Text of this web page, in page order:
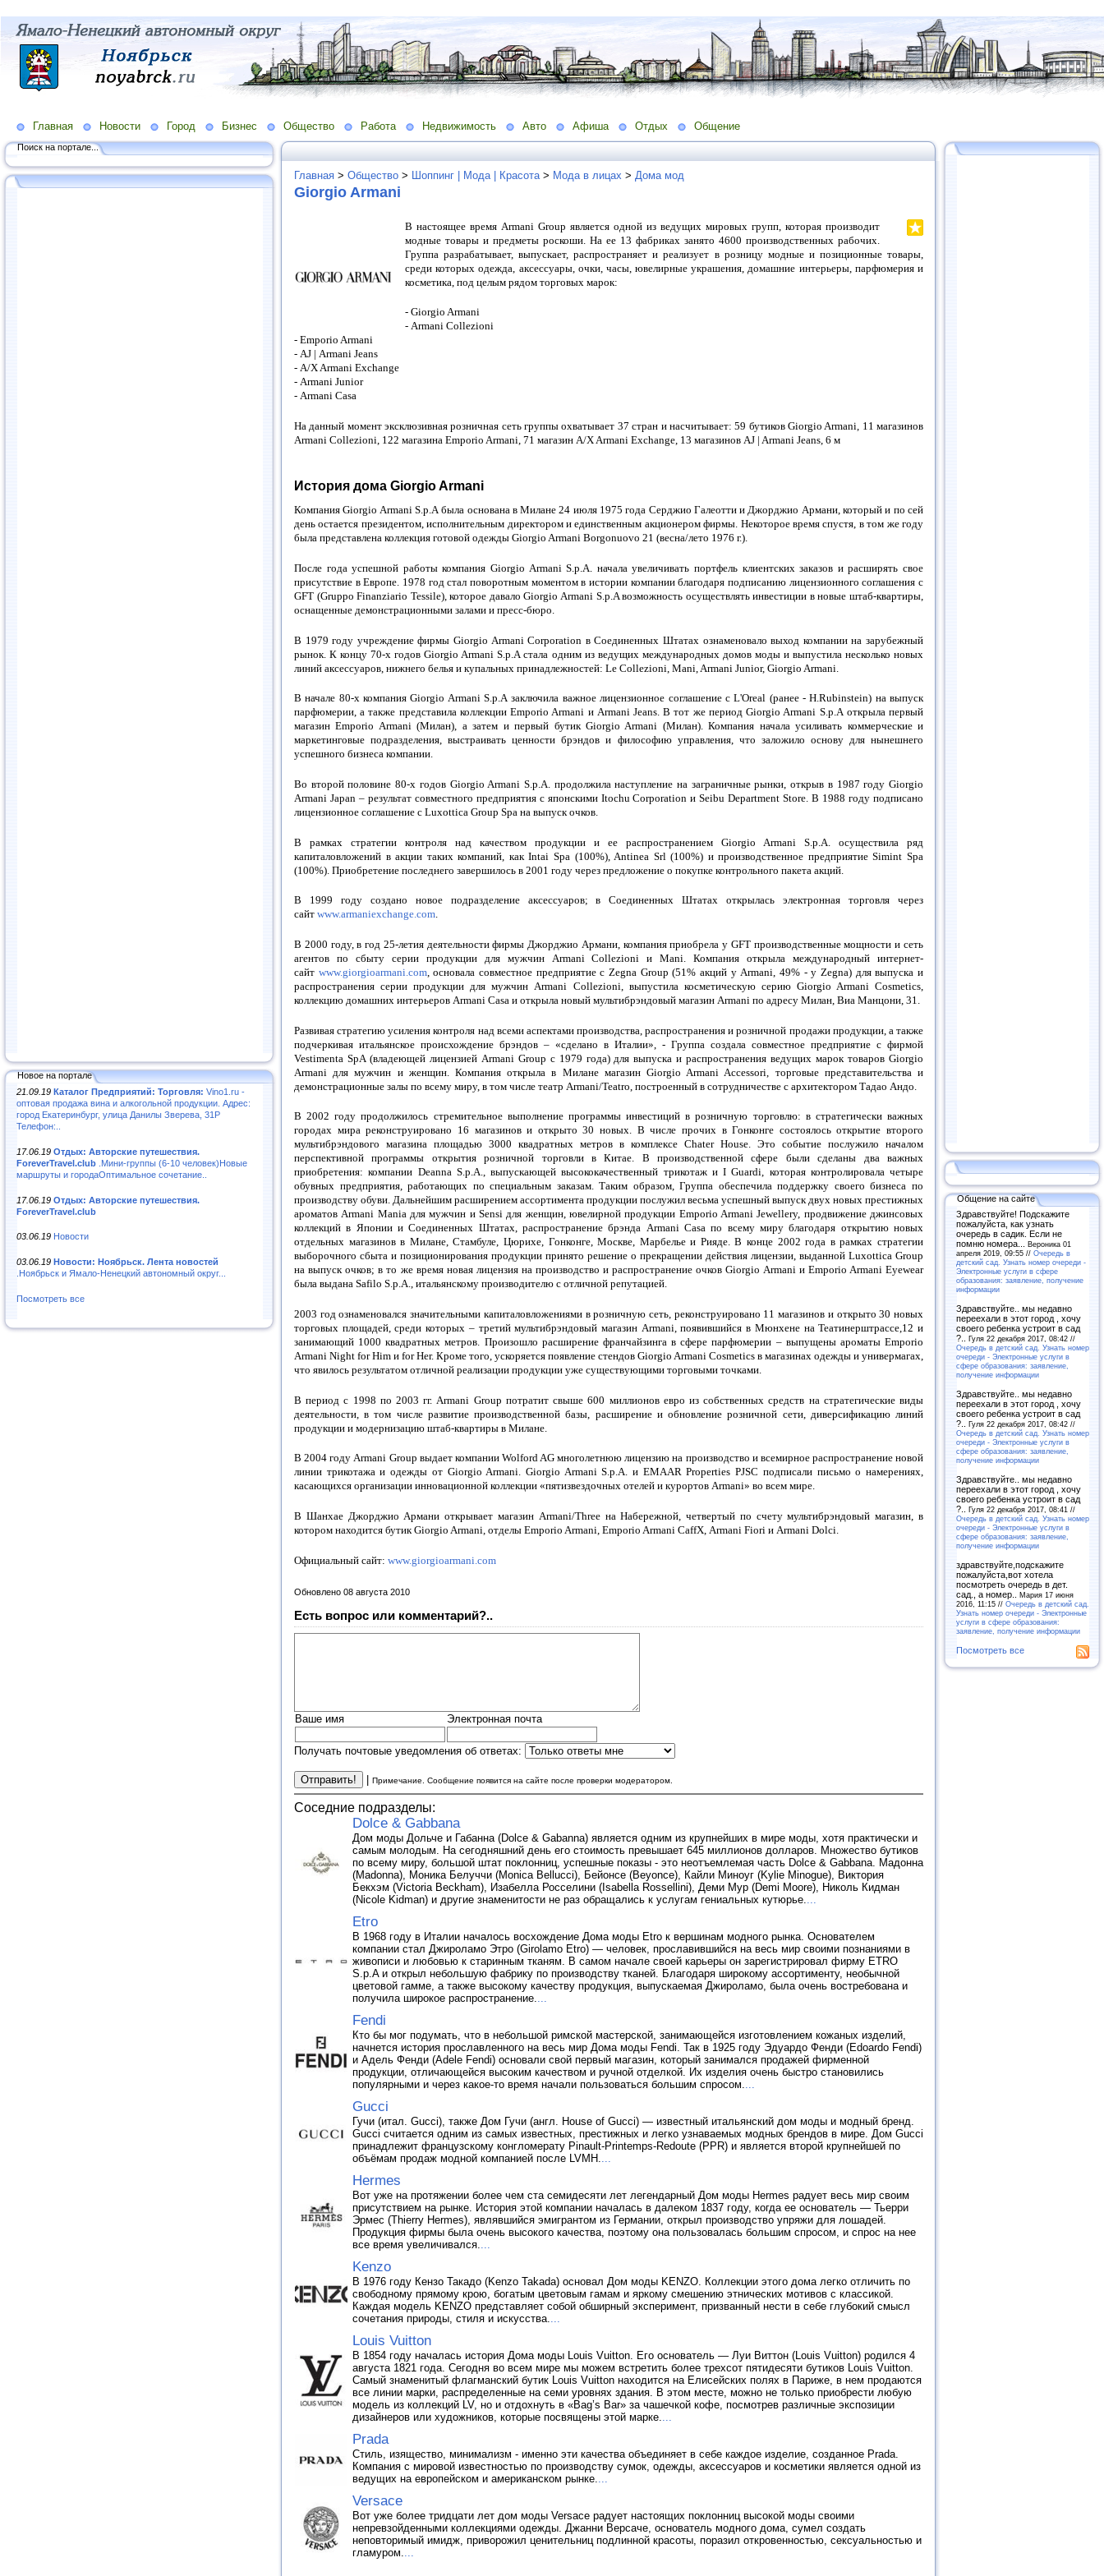
Главная Новости Город Бизнес Общество Работа Недвижимость Авто Афиша Отдых Общение
Поиск на портале...
Новое на портале
21.09.19 Каталог Предприятий: Торговля: Vino1.ru -
оптовая продажа вина и алкогольной продукции. Адрес:
город Екатеринбург, улица Данилы Зверева, 31Р
Телефон:..
17.06.19 Отдых: Авторские путешествия.
ForeverTravel.club .Мини-группы (6-10 человек)Новые
маршруты и городаОптимальное сочетание..
17.06.19 Отдых: Авторские путешествия.
ForeverTravel.club
03.06.19 Новости
03.06.19 Новости: Ноябрьск. Лента новостей
.Ноябрьск и Ямало-Ненецкий автономный округ...
Посмотреть все
Главная > Общество > Шоппинг | Мода | Красота > Мода в лицах > Дома мод
Giorgio Armani
В настоящее время Armani Group является одной из ведущих мировых групп, которая производит
модные товары и предметы роскоши. На ее 13 фабриках занято 4600 производственных рабочих.
Группа разрабатывает, выпускает, распространяет и реализует в розницу модные и позиционные товары,
среди которых одежда, аксессуары, очки, часы, ювелирные украшения, домашние интерьеры, парфюмерия и
косметика, под целым рядом торговых марок:
- Giorgio Armani
- Armani Collezioni
- Emporio Armani
- AJ | Armani Jeans
- A/XArmani Exchange
- Armani Junior
- Armani Casa
На данный момент эксклюзивная розничная сеть группы охватывает 37 стран и насчитывает: 59 бутиков Giorgio Armani, 11 магазинов
Armani Collezioni, 122 магазина Emporio Armani, 71 магазин A/X Armani Exchange, 13 магазинов AJ | Armani Jeans, 6 м
История дома Giorgio Armani
Компания Giorgio Armani S.p.A была основана в Милане 24 июля 1975 года Серджио Галеотти и Джорджио Армани, который и по сей
день остается президентом, исполнительным директором и единственным акционером фирмы. Некоторое время спустя, в том же году
была представлена коллекция готовой одежды Giorgio Armani Borgonuovo 21 (весна/лето 1976 г.).
После года успешной работы компания Giorgio Armani S.p.A. начала увеличивать портфель клиентских заказов и расширять свое
присутствие в Европе. 1978 год стал поворотным моментом в истории компании благодаря подписанию лицензионного соглашения с
GFT (Gruppo Finanziario Tessile), которое давало Giorgio Armani S.p.A возможность осуществлять инвестиции в новые штаб-квартиры,
оснащенные демонстрационными залами и пресс-бюро.
В 1979 году учреждение фирмы Giorgio Armani Corporation в Соединенных Штатах ознаменовало выход компании на зарубежный
рынок. К концу 70-х годов Giorgio Armani S.p.A стала одним из ведущих международных домов моды и выпустила несколько новых
линий аксессуаров, нижнего белья и купальных принадлежностей: Le Collezioni, Mani, Armani Junior, Giorgio Armani.
В начале 80-х компания Giorgio Armani S.p.A заключила важное лицензионное соглашение с L'Oreal (ранее - H.Rubinstein) на выпуск
парфюмерии, а также представила коллекции Emporio Armani и Armani Jeans. В тот же период Giorgio Armani S.p.A открыла первый
магазин Emporio Armani (Милан), а затем и первый бутик Giorgio Armani (Милан). Компания начала усиливать коммерческие и
маркетинговые подразделения, выстраивать ценности брэндов и философию управления, что заложило основу для нынешнего
успешного бизнеса компании.
Во второй половине 80-х годов Giorgio Armani S.p.A. продолжила наступление на заграничные рынки, открыв в 1987 году Giorgio
Armani Japan – результат совместного предприятия с японскими Itochu Corporation и Seibu Department Store. В 1988 году подписано
лицензионное соглашение с Luxottica Group Spa на выпуск очков.
В рамках стратегии контроля над качеством продукции и ее распространением Giorgio Armani S.p.A. осуществила ряд
капиталовложений в акции таких компаний, как Intai Spa (100%), Antinea Srl (100%) и производственное предприятие Simint Spa
(100%). Приобретение последнего завершилось в 2001 году через предложение о покупке контрольного пакета акций.
В 1999 году создано новое подразделение аксессуаров; в Соединенных Штатах открылась электронная торговля через
сайт www.armaniexchange.com.
В 2000 году, в год 25-летия деятельности фирмы Джорджио Армани, компания приобрела у GFT производственные мощности и сеть
агентов по сбыту серии продукции для мужчин Armani Collezioni и Mani. Компания открыла международный интернет-
сайт www.giorgioarmani.com, основала совместное предприятие с Zegna Group (51% акций у Armani, 49% - у Zegna) для выпуска и
распространения серии продукции для мужчин Armani Collezioni, выпустила косметическую серию Giorgio Armani Cosmetics,
коллекцию домашних интерьеров Armani Casa и открыла новый мультибрэндовый магазин Armani по адресу Милан, Виа Манцони, 31.
Развивая стратегию усиления контроля над всеми аспектами производства, распространения и розничной продажи продукции, а также
подчеркивая итальянское происхождение брэндов – «сделано в Италии», - Группа создала совместное предприятие с фирмой
Vestimenta SpA (владеющей лицензией Armani Group с 1979 года) для выпуска и распространения ведущих марок товаров Giorgio
Armani для мужчин и женщин. Компания открыла в Милане магазин Giorgio Armani Accessori, торговые представительства и
демонстрационные залы по всему миру, в том числе театр Armani/Teatro, построенный в сотрудничестве с архитектором Тадао Андо.
В 2002 году продолжилось стремительное выполнение программы инвестиций в розничную торговлю: в стратегически важных
городах мира реконструировано 16 магазинов и открыто 30 новых. В числе прочих в Гонконге состоялось открытие второго
мультибрэндового магазина площадью 3000 квадратных метров в комплексе Chater House. Это событие послужило началом
перспективной программы открытия розничной торговли в Китае. В производственной сфере были сделаны два важных
приобретения: компании Deanna S.p.A., выпускающей высококачественный трикотаж и I Guardi, которая контролировала четыре
обувных предприятия, работающих по специальным заказам. Таким образом, Группа обеспечила поддержку своего бизнеса по
производству обуви. Дальнейшим расширением ассортимента продукции послужил весьма успешный выпуск двух новых престижных
ароматов Armani Mania для мужчин и Sensi для женщин, ювелирной продукции Emporio Armani Jewellery, продвижение джинсовых
коллекций в Японии и Соединенных Штатах, распространение брэнда Armani Casa по всему миру благодаря открытию новых
отдельных магазинов в Милане, Стамбуле, Цюрихе, Гонконге, Москве, Марбелье и Рияде. В конце 2002 года в рамках стратегии
выборочного сбыта и позиционирования продукции принято решение о прекращении действия лицензии, выданной Luxottica Group
на выпуск очков; в то же время новая лицензия на производство и распространение очков Giorgio Armani и Emporio Armani Eyewear
была выдана Safilo S.p.A., итальянскому производителю с отличной репутацией.
2003 год ознаменовался значительными капиталовложениями в розничную сеть, реконструировано 11 магазинов и открыто 30 новых
торговых площадей, среди которых – третий мультибрэндовый магазин Armani, появившийся в Мюнхене на Театинерштрассе,12 и
занимающий 1000 квадратных метров. Произошло расширение франчайзинга в сфере парфюмерии – выпущены ароматы Emporio
Armani Night for Him и for Her. Кроме того, ускоряется появление стендов Giorgio Armani Cosmetics в магазинах одежды и универмагах,
что явилось результатом отличной реализации продукции уже существующими торговыми точками.
В период с 1998 по 2003 гг. Armani Group потратит свыше 600 миллионов евро из собственных средств на стратегические виды
деятельности, в том числе развитие производственной базы, расширение и обновление розничной сети, диверсификацию линий
продукции и модернизацию штаб-квартиры в Милане.
В 2004 году Armani Group выдает компании Wolford AG многолетнюю лицензию на производство и всемирное распространение новой
линии трикотажа и одежды от Giorgio Armani. Giorgio Armani S.p.A. и EMAAR Properties PJSC подписали письмо о намерениях,
касающихся организации инновационной коллекции «пятизвездочных отелей и курортов Armani» во всем мире.
В Шанхае Джорджио Армани открывает магазин Armani/Three на Набережной, четвертый по счету мультибрэндовый магазин, в
котором находится бутик Giorgio Armani, отделы Emporio Armani, Emporio Armani CaffХ, Armani Fiori и Armani Dolci.
Официальный сайт: www.giorgioarmani.com
Обновлено 08 августа 2010
Есть вопрос или комментарий?..
Ваше имя Электронная почта
Получать почтовые уведомления об ответах:
Примечание. Сообщение появится на сайте после проверки модератором.
Соседние подразделы:
Dolce & Gabbana
Дом моды Дольче и Габанна (Dolce & Gabanna) является одним из крупнейших в мире моды, хотя практически и
самым молодым. На сегодняшний день его стоимость превышает 645 миллионов долларов. Множество бутиков
по всему миру, большой штат поклонниц, успешные показы - это неотъемлемая часть Dolce & Gabbana. Мадонна
(Madonna), Моника Белуччи (Monica Bellucci), Бейонсе (Beyonce), Кайли Миноуг (Kylie Minogue), Виктория
Бекхэм (Victoria Beckham), Изабелла Росселини (Isabella Rossellini), Деми Мур (Demi Moore), Николь Кидман
(Nicole Kidman) и другие знаменитости не раз обращались к услугам гениальных кутюрье....
Etro
В 1968 году в Италии началось восхождение Дома моды Etro к вершинам модного рынка. Основателем
компании стал Джироламо Этро (Girolamo Etro) — человек, прославившийся на весь мир своими познаниями в
живописи и любовью к старинным тканям. В самом начале своей карьеры он зарегистрировал фирму ETRO
S.p.A и открыл небольшую фабрику по производству тканей. Благодаря широкому ассортименту, необычной
цветовой гамме, а также высокому качеству продукция, выпускаемая Джироламо, была очень востребована и
получила широкое распространение....
Fendi
Кто бы мог подумать, что в небольшой римской мастерской, занимающейся изготовлением кожаных изделий,
начнется история прославленного на весь мир Дома моды Fendi. Так в 1925 году Эдуардо Фенди (Edoardo Fendi)
и Адель Фенди (Adele Fendi) основали свой первый магазин, который занимался продажей фирменной
продукции, отличающейся высоким качеством и ручной отделкой. Их изделия очень быстро становились
популярными и через какое-то время начали пользоваться большим спросом....
Gucci
Гучи (итал. Gucci), также Дом Гучи (англ. House of Gucci) — известный итальянский дом моды и модный бренд.
Gucci считается одним из самых известных, престижных и легко узнаваемых модных брендов в мире. Дом Gucci
принадлежит французскому конгломерату Pinault-Printemps-Redoute (PPR) и является второй крупнейшей по
объёмам продаж модной компанией после LVMH....
Hermes
Вот уже на протяжении более чем ста семидесяти лет легендарный Дом моды Hermes радует весь мир своим
присутствием на рынке. История этой компании началась в далеком 1837 году, когда ее основатель — Тьерри
Эрмес (Thierry Hermes), являвшийся эмигрантом из Германии, открыл производство упряжи для лошадей.
Продукция фирмы была очень высокого качества, поэтому она пользовалась большим спросом, и спрос на нее
все время увеличивался....
Kenzo
В 1976 году Кензо Такадо (Kenzo Takada) основал Дом моды KENZO. Коллекции этого дома легко отличить по
свободному прямому крою, богатым цветовым гамам и яркому смешению этнических мотивов с классикой.
Каждая модель KENZO представляет собой обширный эксперимент, призванный нести в себе глубокий смысл
сочетания природы, стиля и искусства....
Louis Vuitton
В 1854 году началась история Дома моды Louis Vuitton. Его основатель — Луи Виттон (Louis Vuitton) родился 4
августа 1821 года. Сегодня во всем мире мы можем встретить более трехсот пятидесяти бутиков Louis Vuitton.
Самый знаменитый флагманский бутик Louis Vuitton находится на Елисейских полях в Париже, в нем продаются
все линии марки, распределенные на семи уровнях здания. В этом месте, можно не только приобрести любую
модель из коллекций LV, но и отдохнуть в «Bag’s Bar» за чашечкой кофе, посмотрев различные экспозиции
дизайнеров или художников, которые посвящены этой марке....
Prada
Стиль, изящество, минимализм - именно эти качества объединяет в себе каждое изделие, созданное Prada.
Компания с мировой известностью по производству сумок, одежды, аксессуаров и косметики является одной из
ведущих на европейском и американском рынке....
Versace
Вот уже более тридцати лет дом моды Versace радует настоящих поклонниц высокой моды своими
непревзойденными коллекциями одежды. Джанни Версаче, основатель модного дома, сумел создать
неповторимый имидж, приворожил ценительниц подлинной красоты, поразил откровенностью, сексуальностью и
гламуром....
Общение на сайте
Здравствуйте! Подскажите
пожалуйста, как узнать
очередь в садик. Если не
помню номера... Вероника 01
апреля 2019, 09:55 // Очередь в
детский сад. Узнать номер очереди -
Электронные услуги в сфере
образования: заявление, получение
информации
Здравствуйте.. мы недавно
переехали в этот город , хочу
своего ребенка устроит в сад
?.. Гуля 22 декабря 2017, 08:42 //
Очередь в детский сад. Узнать номер
очереди - Электронные услуги в
сфере образования: заявление,
получение информации
Здравствуйте.. мы недавно
переехали в этот город , хочу
своего ребенка устроит в сад
?.. Гуля 22 декабря 2017, 08:42 //
Очередь в детский сад. Узнать номер
очереди - Электронные услуги в
сфере образования: заявление,
получение информации
Здравствуйте.. мы недавно
переехали в этот город , хочу
своего ребенка устроит в сад
?.. Гуля 22 декабря 2017, 08:41 //
Очередь в детский сад. Узнать номер
очереди - Электронные услуги в
сфере образования: заявление,
получение информации
здравствуйте,подскажите
пожалуйста,вот хотела
посмотреть очередь в дет.
сад., а номер.. Мария 17 июня
2016, 11:15 // Очередь в детский сад.
Узнать номер очереди - Электронные
услуги в сфере образования:
заявление, получение информации
Посмотреть все